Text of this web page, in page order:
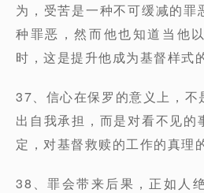
为，受苦是一种不可缓减的罪
种罪恶，然而他也知道当他
时，这是提升他成为基督样式
37、信心在保罗的意义上，不
出自我承担，而是对看不见的
定，对基督救赎的工作的真理
38、罪会带来后果，正如人